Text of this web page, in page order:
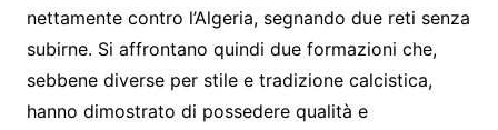
nettamente contro l’Algeria, segnando due reti senza
subirne. Si affrontano quindi due formazioni che,
sebbene diverse per stile e tradizione calcistica,
hanno dimostrato di possedere qualità e